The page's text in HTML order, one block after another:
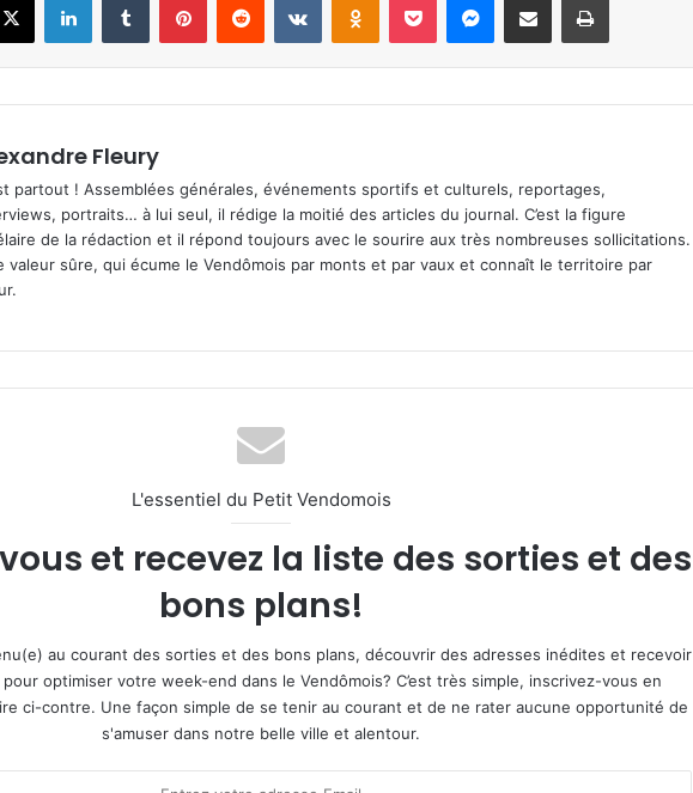
Fleury
partout ! Assemblées générales, événements sportifs et culturels, reportages,
portraits… à lui seul, il rédige la moitié des articles du journal. C’est la figure
de la rédaction et il répond toujours avec le sourire aux très nombreuses sollicitations.
valeur sûre, qui écume le Vendômois par monts et par vaux et connaît le territoire par
L'essentiel du Petit Vendomois
et recevez la liste des sorties et des
bons plans!
au courant des sorties et des bons plans, découvrir des adresses inédites et recevoir
optimiser votre week-end dans le Vendômois? C’est très simple, inscrivez-vous en
ci-contre. Une façon simple de se tenir au courant et de ne rater aucune opportunité de
s'amuser dans notre belle ville et alentour.